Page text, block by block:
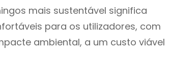
mais sustentável significa
para os utilizadores, com
ambiental, a um custo viável